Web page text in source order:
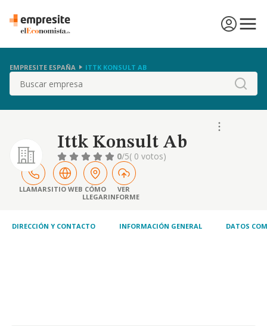
EMPRESITE ESPAÑA ITTK KONSULT AB
Buscar
Ittk Konsult Ab
0/5( 0 votos)
LLAMARSITIO WEB CÓMO
LLEGAR
VER
INFORME
DIRECCIÓN Y CONTACTO INFORMACIÓN GENERAL DATOS